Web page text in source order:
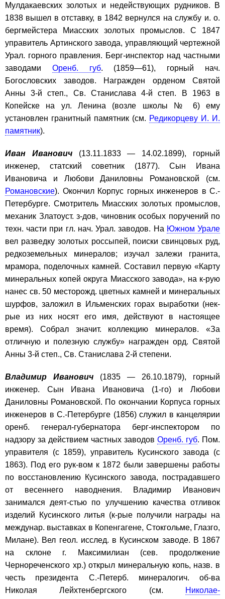
Мулдакаевских золотых и недействующих рудников. В
1838 вышел в отставку, в 1842 вернулся на службу и. о.
бергмейстера Миасских золотых промыслов. С 1847
управитель Артинского завода, управляющий чертежной
Урал. горного правления. Берг-инспектор над частными
заводами Оренб. губ. (1859—61), горный нач.
Богословских заводов. Награжден орденом Святой
Анны 3-й степ., Св. Станислава 4-й степ. В 1963 в
Копейске на ул. Ленина (возле школы № 6) ему
установлен гранитный памятник (см. Редикорцеву И. И.
памятник).
Иван Иванович(13.11.1833 — 14.02.1899), горный
инженер, статский советник (1877). Сын Ивана
Ивановича и Любови Даниловны Романовской (см.
Романовские). Окончил Корпус горных инженеров в С.-
Петербурге. Смотритель Миасских золотых промыслов,
механик Златоуст. з-дов, чиновник особых поручений по
техн. части при гл. нач. Урал. заводов. На Южном Урале
вел разведку золотых россыпей, поиски свинцовых руд,
редкоземельных минералов; изучал залежи гранита,
мрамора, поделочных камней. Составил первую «Карту
минеральных копей округа Миасского завода», на к-рую
нанес св. 50 месторожд. цветных камней и минеральных
шурфов, заложил в Ильменских горах выработки (нек-
рые из них носят его имя, действуют в настоящее
время). Собрал значит. коллекцию минералов. «За
отличную и полезную службу» награжден орд. Святой
Анны 3-й степ., Св. Станислава 2-й степени.
Владимир Иванович (1835 — 26.10.1879), горный
инженер. Сын Ивана Ивановича (1-го) и Любови
Даниловны Романовской. По окончании Корпуса горных
инженеров в С.-Петербурге (1856) служил в канцелярии
оренб. генерал-губернатора берг-инспектором по
надзору за действием частных заводов Оренб. губ. Пом.
управителя (с 1859), управитель Кусинского завода (с
1863). Под его рук-вом к 1872 были завершены работы
по восстановлению Кусинского завода, пострадавшего
от весеннего наводнения. Владимир Иванович
занимался деят-стью по улучшению качества отливок
изделий Кусинского литья (к-рые получили награды на
междунар. выставках в Копенгагене, Стокгольме, Глазго,
Милане). Вел геол. исслед. в Кусинском заводе. В 1867
на склоне г. Максимилиан (сев. продолжение
Чернореченского хр.) открыл минеральную копь, назв. в
честь президента С.-Петерб. минералогич. об-ва
Николая Лейхтенбергского (см.
Николае-